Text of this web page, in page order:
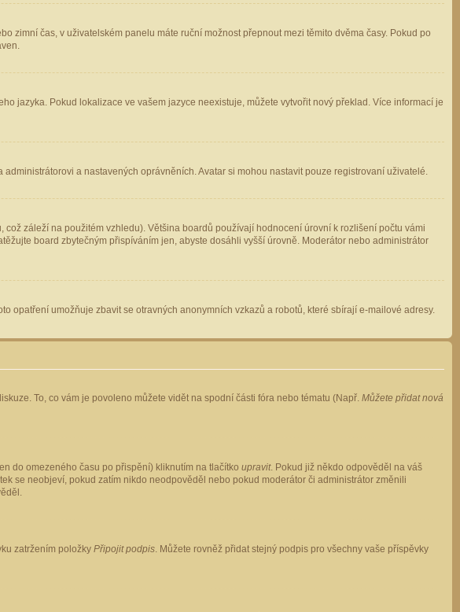
zimní čas, v uživatelském panelu máte ruční možnost přepnout mezi těmito dvěma časy. Pokud po
jazyka. Pokud lokalizace ve vašem jazyce neexistuje, můžete vytvořit nový překlad. Více informací je
a nastavených oprávněních. Avatar si mohou nastavit pouze registrovaní uživatelé.
záleží na použitém vzhledu). Většina boardů používají hodnocení úrovní k rozlišení počtu vámi
board zbytečným přispíváním jen, abyste dosáhli vyšší úrovně. Moderátor nebo administrátor
opatření umožňuje zbavit se otravných anonymních vzkazů a robotů, které sbírají e-mailové adresy.
To, co vám je povoleno můžete vidět na spodní části fóra nebo tématu (Např. Můžete přidat nová
do omezeného času po přispění) kliknutím na tlačítko upravit. Pokud již někdo odpověděl na váš
se neobjeví, pokud zatím nikdo neodpověděl nebo pokud moderátor či administrátor změnili
zatržením položky Připojit podpis. Můžete rovněž přidat stejný podpis pro všechny vaše příspěvky